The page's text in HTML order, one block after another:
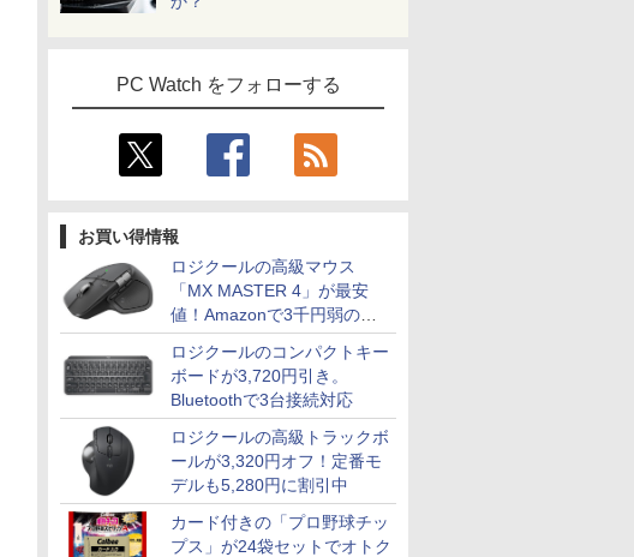
PC Watch をフォローする
お買い得情報
ロジクールの高級マウス
「MX MASTER 4」が最安
値！Amazonで3千円弱の割
引
ロジクールのコンパクトキー
ボードが3,720円引き。
Bluetoothで3台接続対応
ロジクールの高級トラックボ
ールが3,320円オフ！定番モ
デルも5,280円に割引中
カード付きの「プロ野球チッ
プス」が24袋セットでオトク